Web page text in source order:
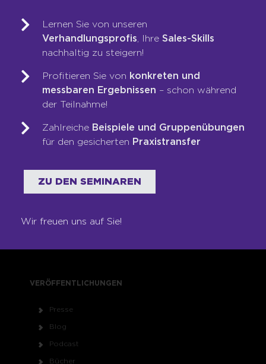
Auszeichnungen
Referenzen
Franchise
Seminare
Impressum
Datenschutz
VERÖFFENTLICHUNGEN
Presse
Blog
Podcast
Bücher
Lernen Sie von unseren
Verhandlungsprofis , IhreSales-Skills
nachhaltig zu steigern!
Profitieren Sie von konkreten und
messbaren Ergebnissen – schon während
der Teilnahme!
Zahlreiche Beispiele und Gruppenübungen
für den gesicherten Praxistransfer
ZU DEN SEMINAREN
Wir freuen uns auf Sie!